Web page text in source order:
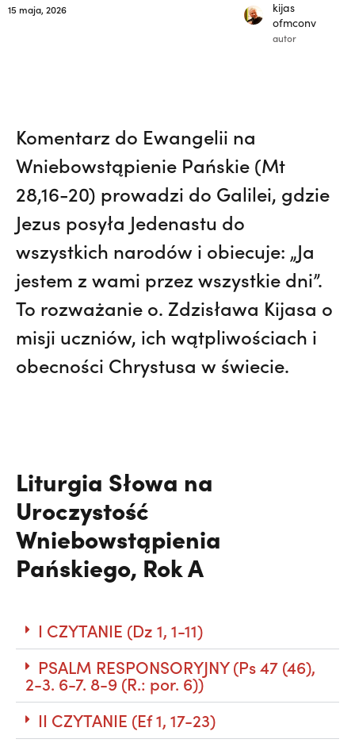
15 maja, 2026
kijas
ofmconv
autor
Komentarz do Ewangelii na
Wniebowstąpienie Pańskie (Mt
28,16-20) prowadzi do Galilei, gdzie
Jezus posyła Jedenastu do
wszystkich narodów i obiecuje: „Ja
jestem z wami przez wszystkie dni”.
To rozważanie o. Zdzisława Kijasa o
misji uczniów, ich wątpliwościach i
obecności Chrystusa w świecie.
Liturgia Słowa na
Uroczystość
Wniebowstąpienia
Pańskiego, Rok A
I CZYTANIE (Dz 1, 1-11)
PSALM RESPONSORYJNY (Ps 47 (46),
2-3. 6-7. 8-9 (R.: por. 6))
II CZYTANIE (Ef 1, 17-23)